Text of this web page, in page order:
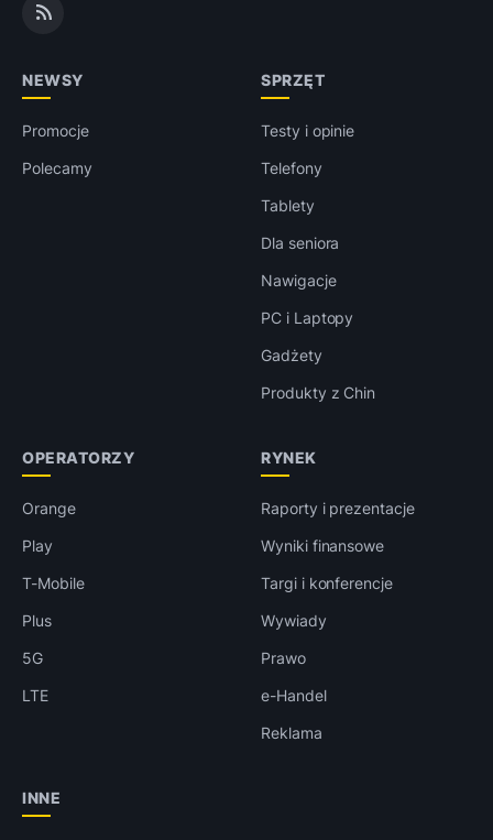
NEWSY
Promocje
Polecamy
SPRZĘT
Testy i opinie
Telefony
Tablety
Dla seniora
Nawigacje
PC i Laptopy
Gadżety
Produkty z Chin
OPERATORZY
Orange
Play
T-Mobile
Plus
5G
LTE
RYNEK
Raporty i prezentacje
Wyniki finansowe
Targi i konferencje
Wywiady
Prawo
e-Handel
Reklama
INNE